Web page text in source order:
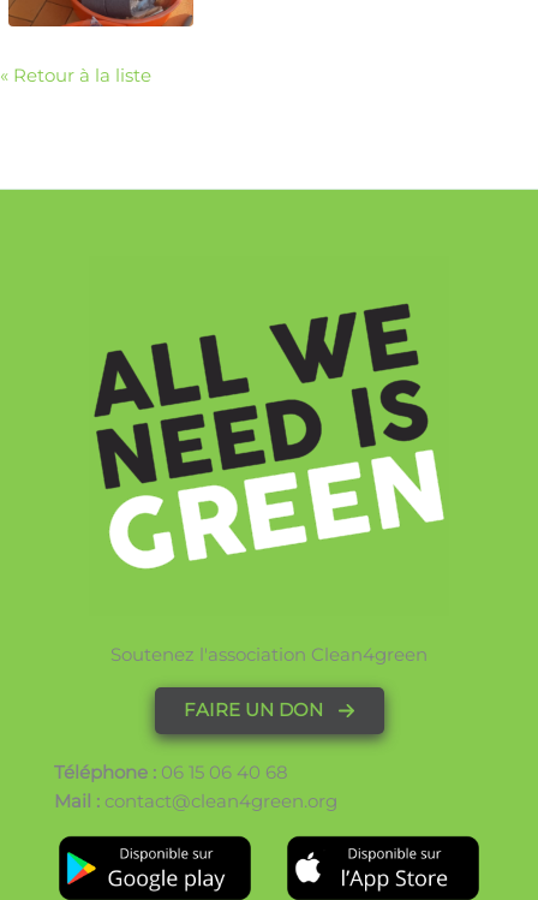
« Retour à la liste
Soutenez l'association Clean4green
FAIRE UN DON
Téléphone : 06 15 06 40 68
Mail : contact@clean4green.org